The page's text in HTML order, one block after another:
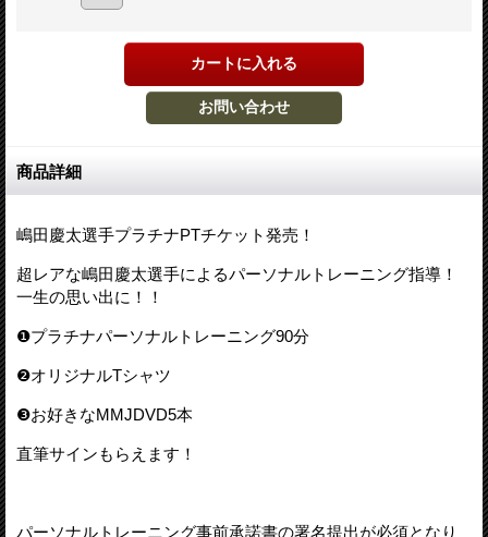
商品詳細
嶋田慶太選手プラチナPTチケット発売！
超レアな嶋田慶太選手によるパーソナルトレーニング指導！
一生の思い出に！！
❶プラチナパーソナルトレーニング90分
❷オリジナルTシャツ
❸お好きなMMJDVD5本
直筆サインもらえます！
パーソナルトレーニング事前承諾書の署名提出が必須となり